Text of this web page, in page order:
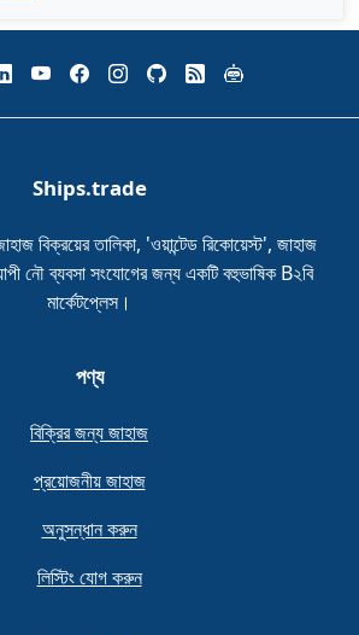
Ships.trade
বিক্রয়ের তালিকা, 'ওয়ান্টেড রিকোয়েস্ট', জাহাজ
নৌ ব্যবসা সংযোগের জন্য একটি বহুভাষিক B২বি
মার্কেটপ্লেস।
পণ্য
বিক্রির জন্য জাহাজ
প্রয়োজনীয় জাহাজ
অনুসন্ধান করুন
লিস্টিং যোগ করুন